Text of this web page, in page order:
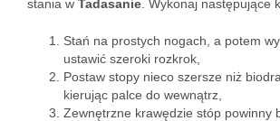
stania w Tadasanie . Wykonaj następujące
Stań na prostych nogach, a potem
ustawić szeroki rozkrok,
Postaw stopy nieco szersze niż
kierując palce do wewnątrz,
Zewnętrzne krawędzie stóp powinny